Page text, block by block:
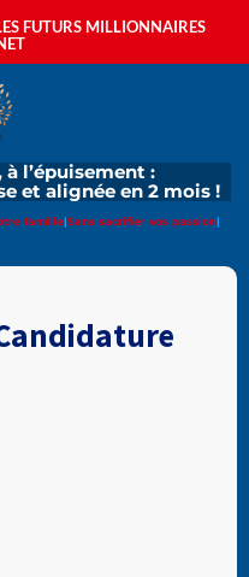
FUTURS MILLIONNAIRES
l’épuisement :
et alignée en 2 mois !
famille|Sans sacrifier vos passion|